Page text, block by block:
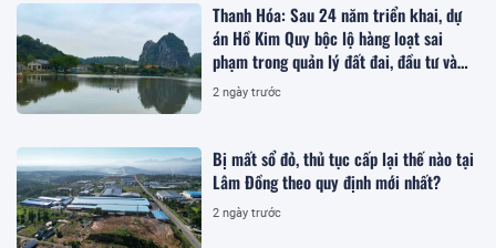
Thanh Hóa: Sau 24 năm triển khai, dự
án Hồ Kim Quy bộc lộ hàng loạt sai
phạm trong quản lý đất đai, đầu tư và
quy hoạch
2 ngày trước
Bị mất sổ đỏ, thủ tục cấp lại thế nào tại
Lâm Đồng theo quy định mới nhất?
2 ngày trước